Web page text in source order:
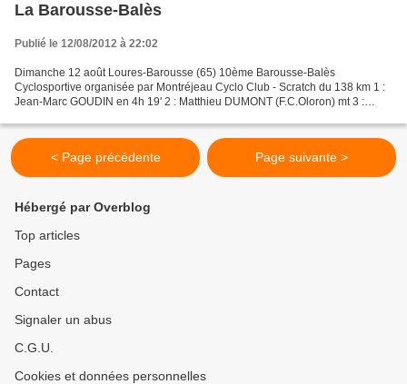
La Barousse-Balès
Publié le 12/08/2012 à 22:02
Dimanche 12 août Loures-Barousse (65) 10ème Barousse-Balès
Cyclosportive organisée par Montréjeau Cyclo Club - Scratch du 138 km 1 :
Jean-Marc GOUDIN en 4h 19' 2 : Matthieu DUMONT (F.C.Oloron) mt 3 :
< Page précédente Page suivante >
Hébergé par Overblog
Top articles
Pages
Contact
Signaler un abus
C.G.U.
Cookies et données personnelles